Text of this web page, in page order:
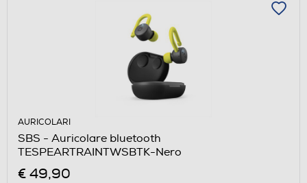
AURICOLARI
SBS - Auricolare bluetooth
TESPEARTRAINTWSBTK-Nero
€ 49,90